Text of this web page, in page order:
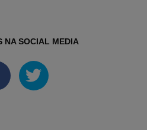
NA SOCIAL MEDIA